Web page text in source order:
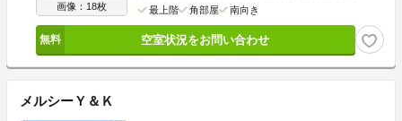
画像：18枚 最上階 角部屋 南向き
空室状況をお問い合わせ
メルシーＹ＆Ｋ